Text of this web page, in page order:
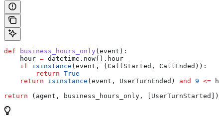
def business_hours_only ( event ):
    hour
= datetime.now().hour
    if
isinstance (event, (CallStarted, CallEnded)):
        return
True
    return
isinstance (event, UserTurnEnded) and 9 <=
return (agent, business_hours_only, [UserTurnStarted])